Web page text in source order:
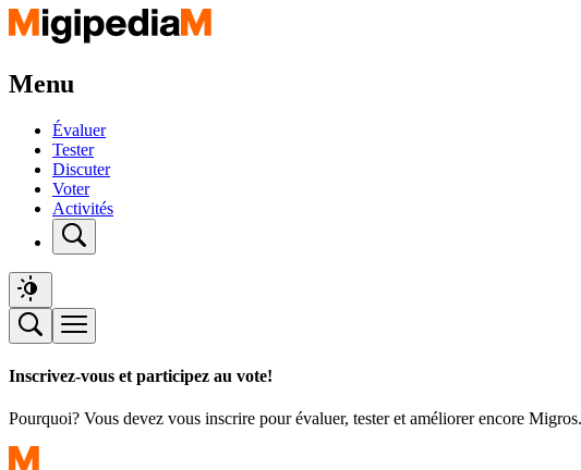
Menu
Évaluer
Tester
Discuter
Voter
Activités
Inscrivez-vous et participez au vote!
Pourquoi? Vous devez vous inscrire pour évaluer, tester et améliorer encore Migros.